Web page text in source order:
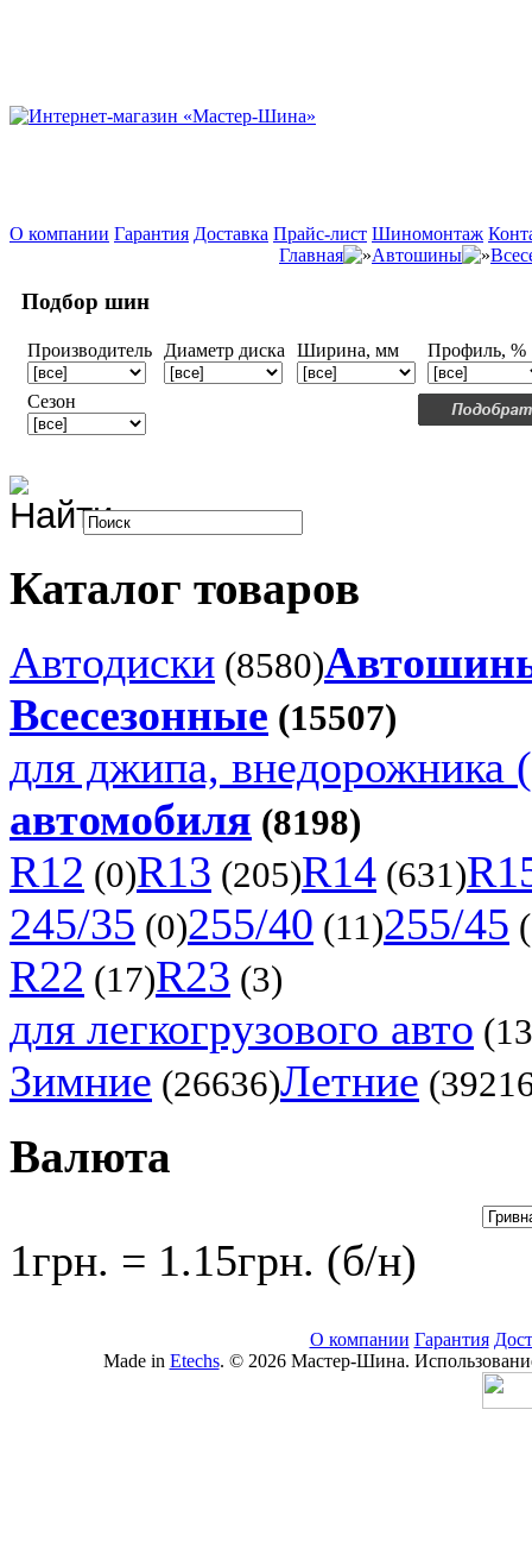
О компании Гарантия Доставка Прайс-лист Шиномонтаж
Главная
Автошины
Подбор шин
Производитель Диаметр диска Ширина, мм Профиль, %
Сезон
Каталог товаров
Автодиски (8580)
Всесезонные (15507)
для джипа, внедорожника
автомобиля (8198)
R12 (0)R13 (205)R14 (631)
245/35 (0)255/40 (11)255/45
R22 (17)R23 (3)
для легкогрузового авто
Зимние (26636)Летние
Валюта
1грн. = 1.15грн. (б/н)
О компании Гарантия
Made in Etechs. © 2026 Мастер-Шина.